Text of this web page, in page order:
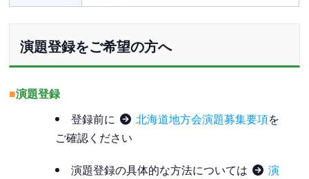
演題登録をご希望の方へ
■演題登録
登録前に
北海道地方会演題募集要項を
ご確認ください
演題登録の具体的な方法については 演